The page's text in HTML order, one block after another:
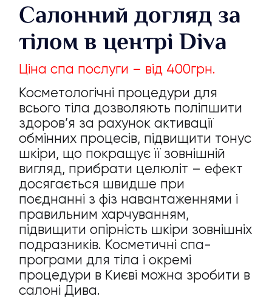
Салонний догляд за
тілом в центрі Diva
Ціна спа послуги – від 400грн.
Косметологічні процедури для
всього тіла дозволяють поліпшити
здоров’я за рахунок активації
обмінних процесів, підвищити тонус
шкіри, що покращує її зовнішній
вигляд, прибрати целюліт – ефект
досягається швидше при
поєднанні з фіз навантаженнями і
правильним харчуванням,
підвищити опірність шкіри зовнішніх
подразників. Косметичні спа-
програми для тіла і окремі
процедури в Києві можна зробити в
салоні Дива.